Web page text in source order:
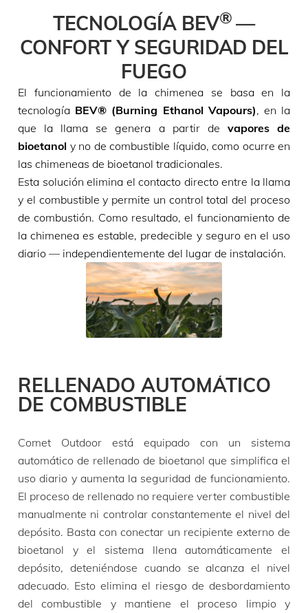
TECNOLOGÍA BEV® —
CONFORT Y SEGURIDAD DEL
FUEGO
El funcionamiento de la chimenea se basa en la
tecnología BEV® (Burning Ethanol Vapours), en la
que la llama se genera a partir de vapores de
bioetanol y no de combustible líquido, como ocurre en
las chimeneas de bioetanol tradicionales.
Esta solución elimina el contacto directo entre la llama
y el combustible y permite un control total del proceso
de combustión. Como resultado, el funcionamiento de
la chimenea es estable, predecible y seguro en el uso
diario — independientemente del lugar de instalación.
RELLENADO AUTOMÁTICO
DE COMBUSTIBLE
Comet Outdoor está equipado con un sistema
automático de rellenado de bioetanol que simplifica el
uso diario y aumenta la seguridad de funcionamiento.
El proceso de rellenado no requiere verter combustible
manualmente ni controlar constantemente el nivel del
depósito. Basta con conectar un recipiente externo de
bioetanol y el sistema llena automáticamente el
depósito, deteniéndose cuando se alcanza el nivel
adecuado. Esto elimina el riesgo de desbordamiento
del combustible y mantiene el proceso limpio y